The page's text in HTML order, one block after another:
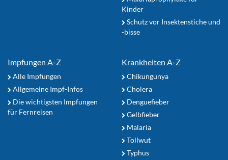
Kinder
Schutz vor Insektenstiche und
-bisse
Impfungen A-Z
Alle Impfungen
Allgemeine Impf-Infos
Die wichtigsten Impfungen
für Fernreisen
Krankheiten A-Z
Chikungunya
Cholera
Denguefieber
Gelbfieber
Malaria
Tollwut
Typhus